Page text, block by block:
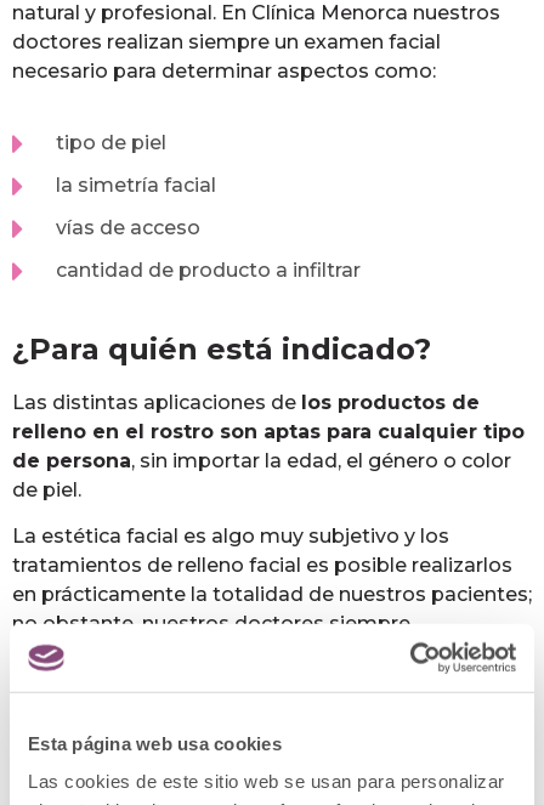
Esta página web usa cookies
Las cookies de este sitio web se usan para personalizar
natural y profesional. En Clínica Menorca nuestros
doctores realizan siempre un examen facial
necesario para determinar aspectos como:
tipo de piel
la simetría facial
vías de acceso
cantidad de producto a infiltrar
¿Para quién está indicado?
Las distintas aplicaciones de los productos de
relleno en el rostro son aptas para cualquier tipo
de persona, sin importar la edad, el género o color
de piel.
La estética facial es algo muy subjetivo y los
tratamientos de relleno facial es posible realizarlos
en prácticamente la totalidad de nuestros pacientes;
no obstante, nuestros doctores siempre
aconsejarán al paciente el mejor tratamiento para su
¿Es lo mismo que el eliminador